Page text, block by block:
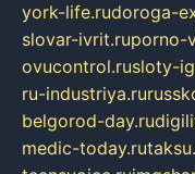
york-life.rudoroga-
slovar-ivrit.ruporno-
ovucontrol.rusloty-
ru-industriya.ru
belgorod-day.ru
medic-today.ru